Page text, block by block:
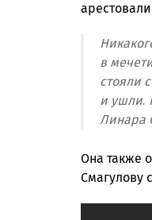
в
стояли
и ушли.
Линара
Она также
Смагулову